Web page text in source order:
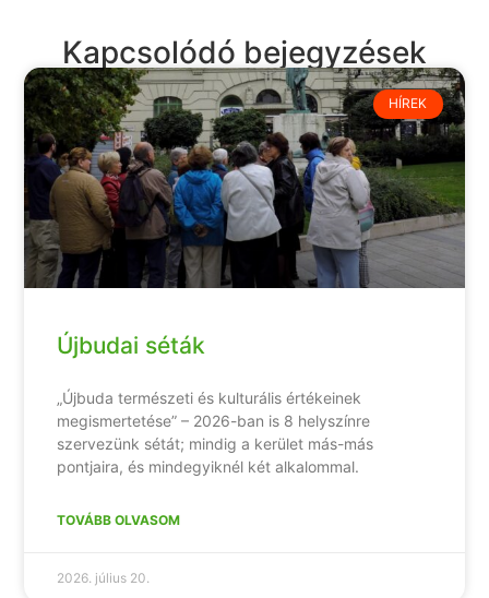
Kapcsolódó bejegyzések
HÍREK
Újbudai séták
„Újbuda természeti és kulturális értékeinek
megismertetése” – 2026-ban is 8 helyszínre
szervezünk sétát; mindig a kerület más-más
pontjaira, és mindegyiknél két alkalommal.
TOVÁBB OLVASOM
2026. július 20.